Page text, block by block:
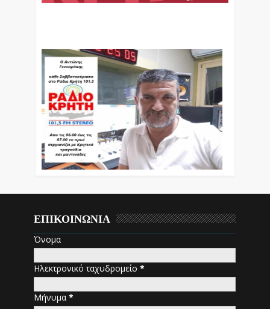
ΕΠΙΚΟΙΝΩΝΙΑ
Όνομα
Ηλεκτρονικό ταχυδρομείο*
Μήνυμα*